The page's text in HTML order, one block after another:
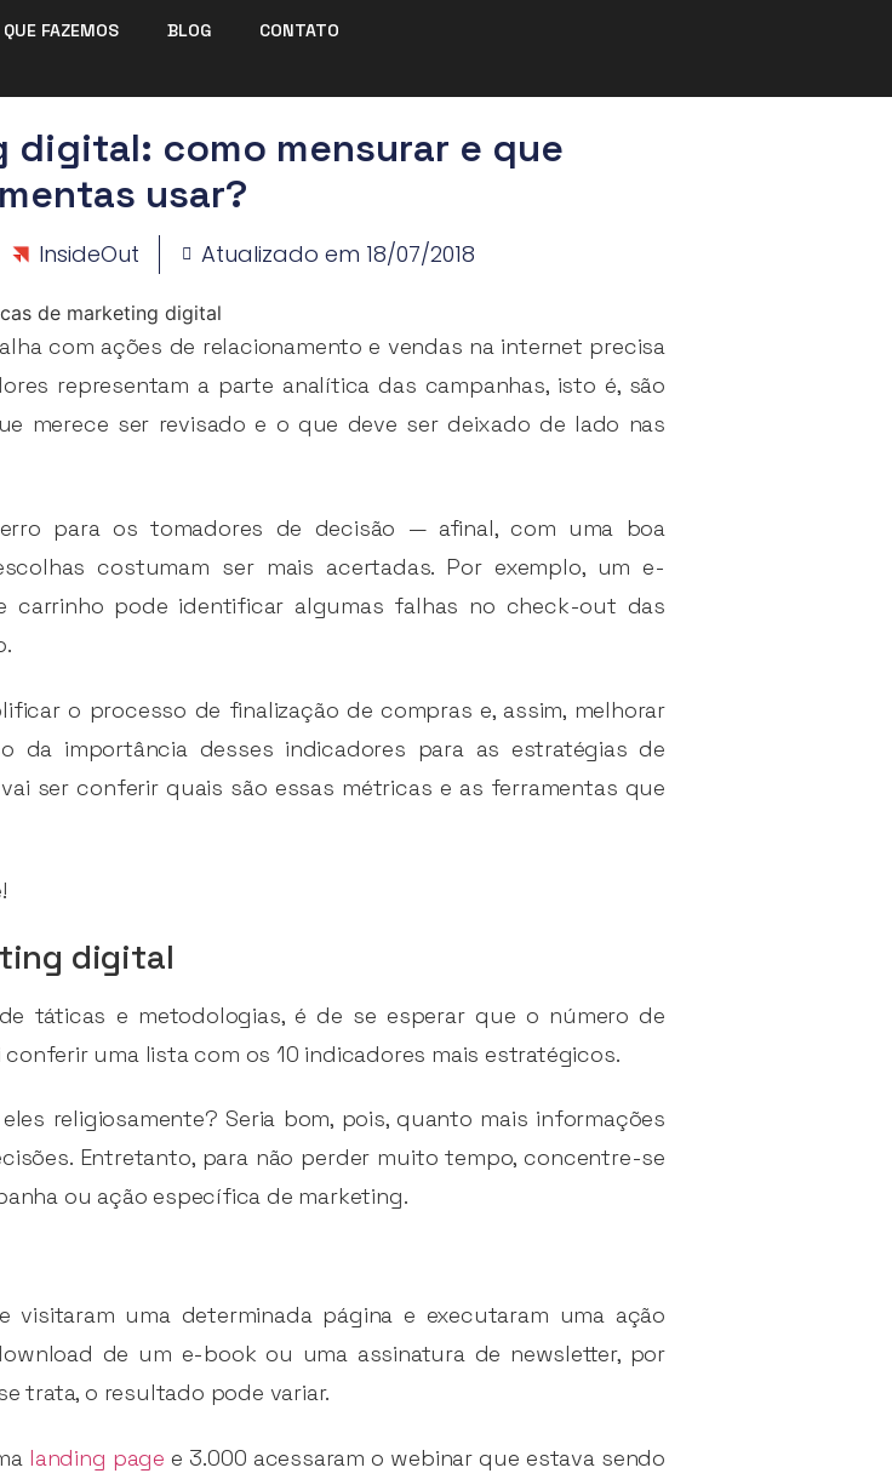
QUE FAZEMOS BLOG CONTATO
digital: como mensurar e que
usar?
InsideOut Atualizado em 18/07/2018
com ações de relacionamento e vendas na internet precisa
representam a parte analítica das campanhas, isto é, são
merece ser revisado e o que deve ser deixado de lado nas
para os tomadores de decisão — afinal, com uma boa
costumam ser mais acertadas. Por exemplo, um e-
carrinho pode identificar algumas falhas no check-out das
o processo de finalização de compras e, assim, melhorar
da importância desses indicadores para as estratégias de
ser conferir quais são essas métricas e as ferramentas que
digital
táticas e metodologias, é de se esperar que o número de
uma lista com os 10 indicadores mais estratégicos.
religiosamente? Seria bom, pois, quanto mais informações
Entretanto, para não perder muito tempo, concentre-se
ou ação específica de marketing.
uma determinada página e executaram uma ação
de um e-book ou uma assinatura de newsletter, por
trata, o resultado pode variar.
landing page e 3.000 acessaram o webinar que estava sendo